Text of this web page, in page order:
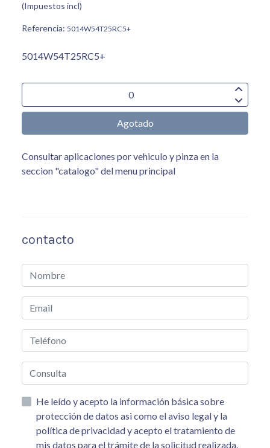
(Impuestos incl)
Referencia: 5014W54T25RC5+
5014W54T25RC5+
Agotado
Consultar aplicaciones por vehiculo y pinza en la
seccion "catalogo" del menu principal
contacto
He leído y acepto la información básica sobre
protección de datos asi como el aviso legal y la
política de privacidad y acepto el tratamiento de
mis datos para el trámite de la solicitud realizada.